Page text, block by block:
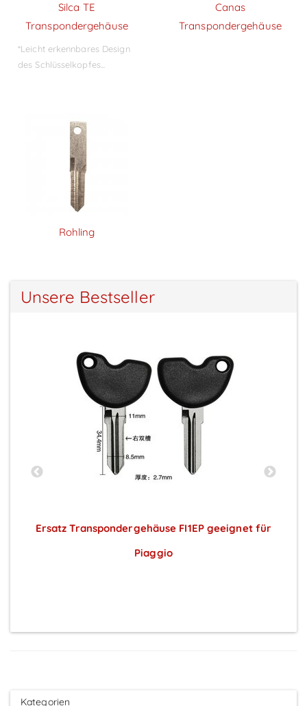
Silca TE
Transpondergehäuse
*Leicht erkennbares Design
des Schlüsselkopfes...
Canas
Transpondergehäuse
Rohling
Unsere Bestseller
Ersatz Transpondergehäuse FI1EP geeignet für
Piaggio
Kategorien